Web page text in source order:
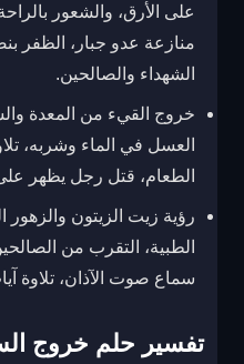
على الأرق، والشعور
منازعة عدو جبار، الظفر
الشهداء والصالحين.
خروج القيء من المعدة
العسل في الماء وشربه،
الطعام، قتل رجل يظهر
رؤية زيت الزيتون والزهور
الطبية، التقرب من
سماع صوت الآذان، تلاوة
تفسير حلم خروج